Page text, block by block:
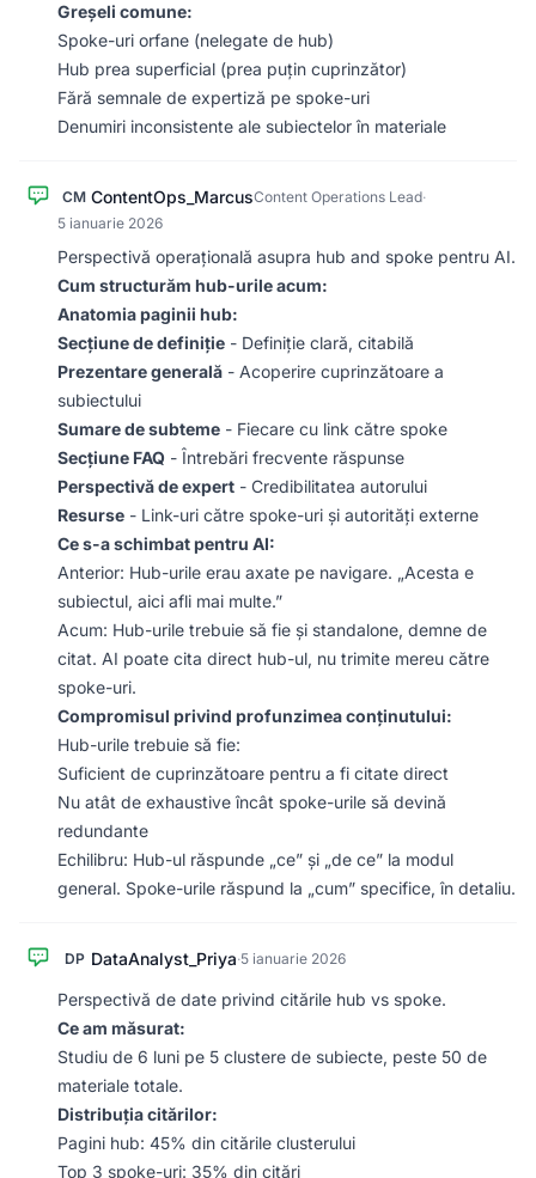
Greșeli comune:
Spoke-uri orfane (nelegate de hub)
Hub prea superficial (prea puțin cuprinzător)
Fără semnale de expertiză pe spoke-uri
Denumiri inconsistente ale subiectelor în materiale
CM ContentOps_MarcusContent Operations Lead·
5 ianuarie 2026
Perspectivă operațională asupra hub and spoke pentru AI.
Cum structurăm hub-urile acum:
Anatomia paginii hub:
Secțiune de definiție - Definiție clară, citabilă
Prezentare generală - Acoperire cuprinzătoare a
subiectului
Sumare de subteme - Fiecare cu link către spoke
Secțiune FAQ - Întrebări frecvente răspunse
Perspectivă de expert - Credibilitatea autorului
Resurse - Link-uri către spoke-uri și autorități externe
Ce s-a schimbat pentru AI:
Anterior: Hub-urile erau axate pe navigare. „Acesta e
subiectul, aici afli mai multe.”
Acum: Hub-urile trebuie să fie și standalone, demne de
citat. AI poate cita direct hub-ul, nu trimite mereu către
spoke-uri.
Compromisul privind profunzimea conținutului:
Hub-urile trebuie să fie:
Suficient de cuprinzătoare pentru a fi citate direct
Nu atât de exhaustive încât spoke-urile să devină
redundante
Echilibru: Hub-ul răspunde „ce” și „de ce” la modul
general. Spoke-urile răspund la „cum” specifice, în detaliu.
DP DataAnalyst_Priya·5 ianuarie 2026
Perspectivă de date privind citările hub vs spoke.
Ce am măsurat:
Studiu de 6 luni pe 5 clustere de subiecte, peste 50 de
materiale totale.
Distribuția citărilor:
Pagini hub: 45% din citările clusterului
Top 3 spoke-uri: 35% din citări